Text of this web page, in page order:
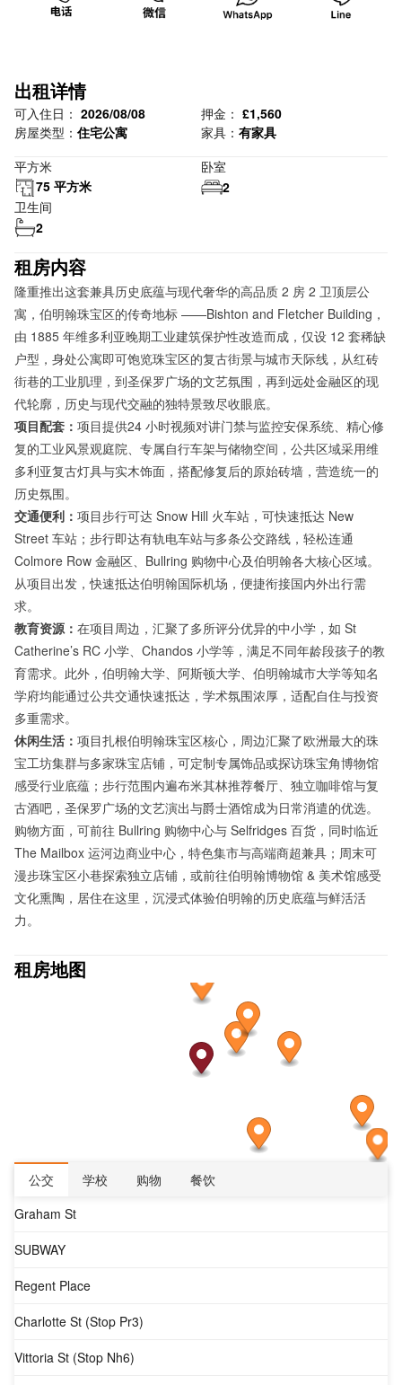
出租详情
可入住日： 2026/08/08 押金： £1,560
房屋类型： 住宅公寓 家具： 有家具
平方米
75 平方米
卧室
2
卫生间
2
租房内容
隆重推出这套兼具历史底蕴与现代奢华的高品质 2 房 2 卫顶层公
寓，伯明翰珠宝区的传奇地标 ——Bishton and Fletcher Building，
由 1885 年维多利亚晚期工业建筑保护性改造而成，仅设 12 套稀缺
户型，身处公寓即可饱览珠宝区的复古街景与城市天际线，从红砖
街巷的工业肌理，到圣保罗广场的文艺氛围，再到远处金融区的现
代轮廓，历史与现代交融的独特景致尽收眼底。
项目配套： 项目提供24 小时视频对讲门禁与监控安保系统、精心修
复的工业风景观庭院、专属自行车架与储物空间，公共区域采用维
多利亚复古灯具与实木饰面，搭配修复后的原始砖墙，营造统一的
历史氛围。
交通便利： 项目步行可达 Snow Hill 火车站，可快速抵达 New
Street 车站；步行即达有轨电车站与多条公交路线，轻松连通
Colmore Row 金融区、Bullring 购物中心及伯明翰各大核心区域。
从项目出发，快速抵达伯明翰国际机场，便捷衔接国内外出行需
求。
教育资源： 在项目周边，汇聚了多所评分优异的中小学，如 St
Catherine’s RC 小学、Chandos 小学等，满足不同年龄段孩子的教
育需求。此外，伯明翰大学、阿斯顿大学、伯明翰城市大学等知名
学府均能通过公共交通快速抵达，学术氛围浓厚，适配自住与投资
多重需求。
休闲生活： 项目扎根伯明翰珠宝区核心，周边汇聚了欧洲最大的珠
宝工坊集群与多家珠宝店铺，可定制专属饰品或探访珠宝角博物馆
感受行业底蕴；步行范围内遍布米其林推荐餐厅、独立咖啡馆与复
古酒吧，圣保罗广场的文艺演出与爵士酒馆成为日常消遣的优选。
购物方面，可前往 Bullring 购物中心与 Selfridges 百货，同时临近
The Mailbox 运河边商业中心，特色集市与高端商超兼具；周末可
漫步珠宝区小巷探索独立店铺，或前往伯明翰博物馆 & 美术馆感受
文化熏陶，居住在这里，沉浸式体验伯明翰的历史底蕴与鲜活活
力。
租房地图
公交 学校 购物
餐饮
Graham St
SUBWAY
Regent Place
Charlotte St (Stop Pr3)
Vittoria St (Stop Nh6)